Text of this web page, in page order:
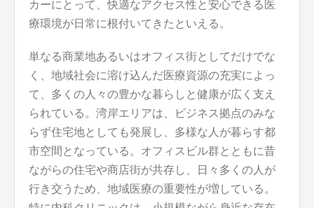
カーにとって、快適なアクセス性と安心できる医
療環境が日常に根付いてきたといえる。
単なる商業地あるいはオフィス街としてだけでな
く、地域社会に溶け込んだ医療資源の充実によっ
て、多くの人々の豊かな暮らしと健康が広く支え
られている。湾岸エリアは、ビジネス拠点のみな
らず住宅地としても発展し、多様な人が暮らす都
市空間となっている。オフィスビル群とともに昔
ながらの住宅や商店街が共存し、日々多くの人が
行き交うため、地域医療の重要性が増している。